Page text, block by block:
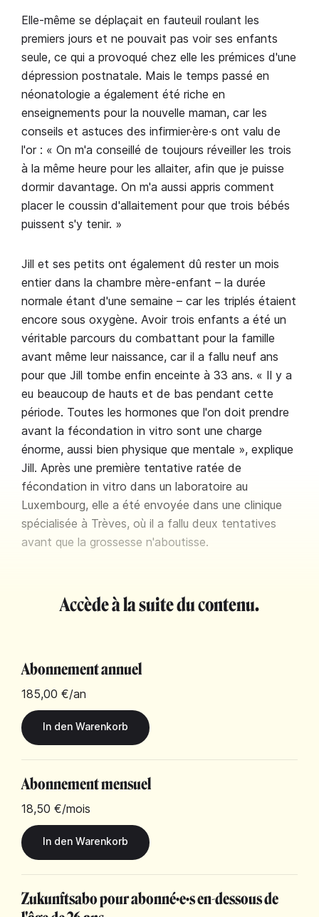
Elle-même se déplaçait en fauteuil roulant les
premiers jours et ne pouvait pas voir ses enfants
seule, ce qui a provoqué chez elle les prémices d'une
dépression postnatale. Mais le temps passé en
néonatologie a également été riche en
enseignements pour la nouvelle maman, car les
conseils et astuces des infirmier·ère·s ont valu de
l'or : « On m'a conseillé de toujours réveiller les trois
à la même heure pour les allaiter, afin que je puisse
dormir davantage. On m'a aussi appris comment
placer le coussin d'allaitement pour que trois bébés
puissent s'y tenir. »
Jill et ses petits ont également dû rester un mois
entier dans la chambre mère-enfant – la durée
normale étant d'une semaine – car les triplés étaient
encore sous oxygène. Avoir trois enfants a été un
véritable parcours du combattant pour la famille
avant même leur naissance, car il a fallu neuf ans
pour que Jill tombe enfin enceinte à 33 ans. « Il y a
eu beaucoup de hauts et de bas pendant cette
période. Toutes les hormones que l'on doit prendre
avant la fécondation in vitro sont une charge
énorme, aussi bien physique que mentale », explique
Jill. Après une première tentative ratée de
fécondation in vitro dans un laboratoire au
Luxembourg, elle a été envoyée dans une clinique
spécialisée à Trèves, où il a fallu deux tentatives
avant que la grossesse n'aboutisse.
Accède à la suite du contenu.
Abonnement annuel
185,00 €/an
Abonnement mensuel
18,50 €/mois
Zukunftsabo pour abonné·e·s en-dessous de